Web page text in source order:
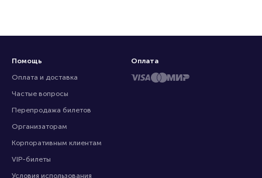
Помощь
Оплата и доставка
Частые вопросы
Перепродажа билетов
Организаторам
Корпоративным клиентам
VIP-билеты
Условия использования
Оплата